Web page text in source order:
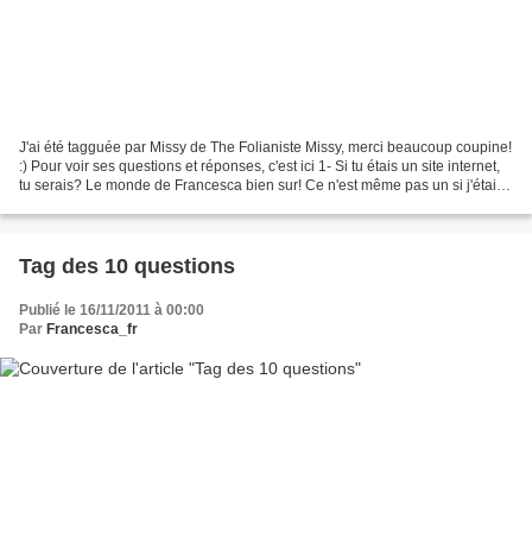
J'ai été tagguée par Missy de The Folianiste Missy, merci beaucoup coupine!
:) Pour voir ses questions et réponses, c'est ici 1- Si tu étais un site internet,
tu serais? Le monde de Francesca bien sur! Ce n'est même pas un si j'étais,
Tag des 10 questions
Publié le 16/11/2011 à 00:00
Par Francesca_fr